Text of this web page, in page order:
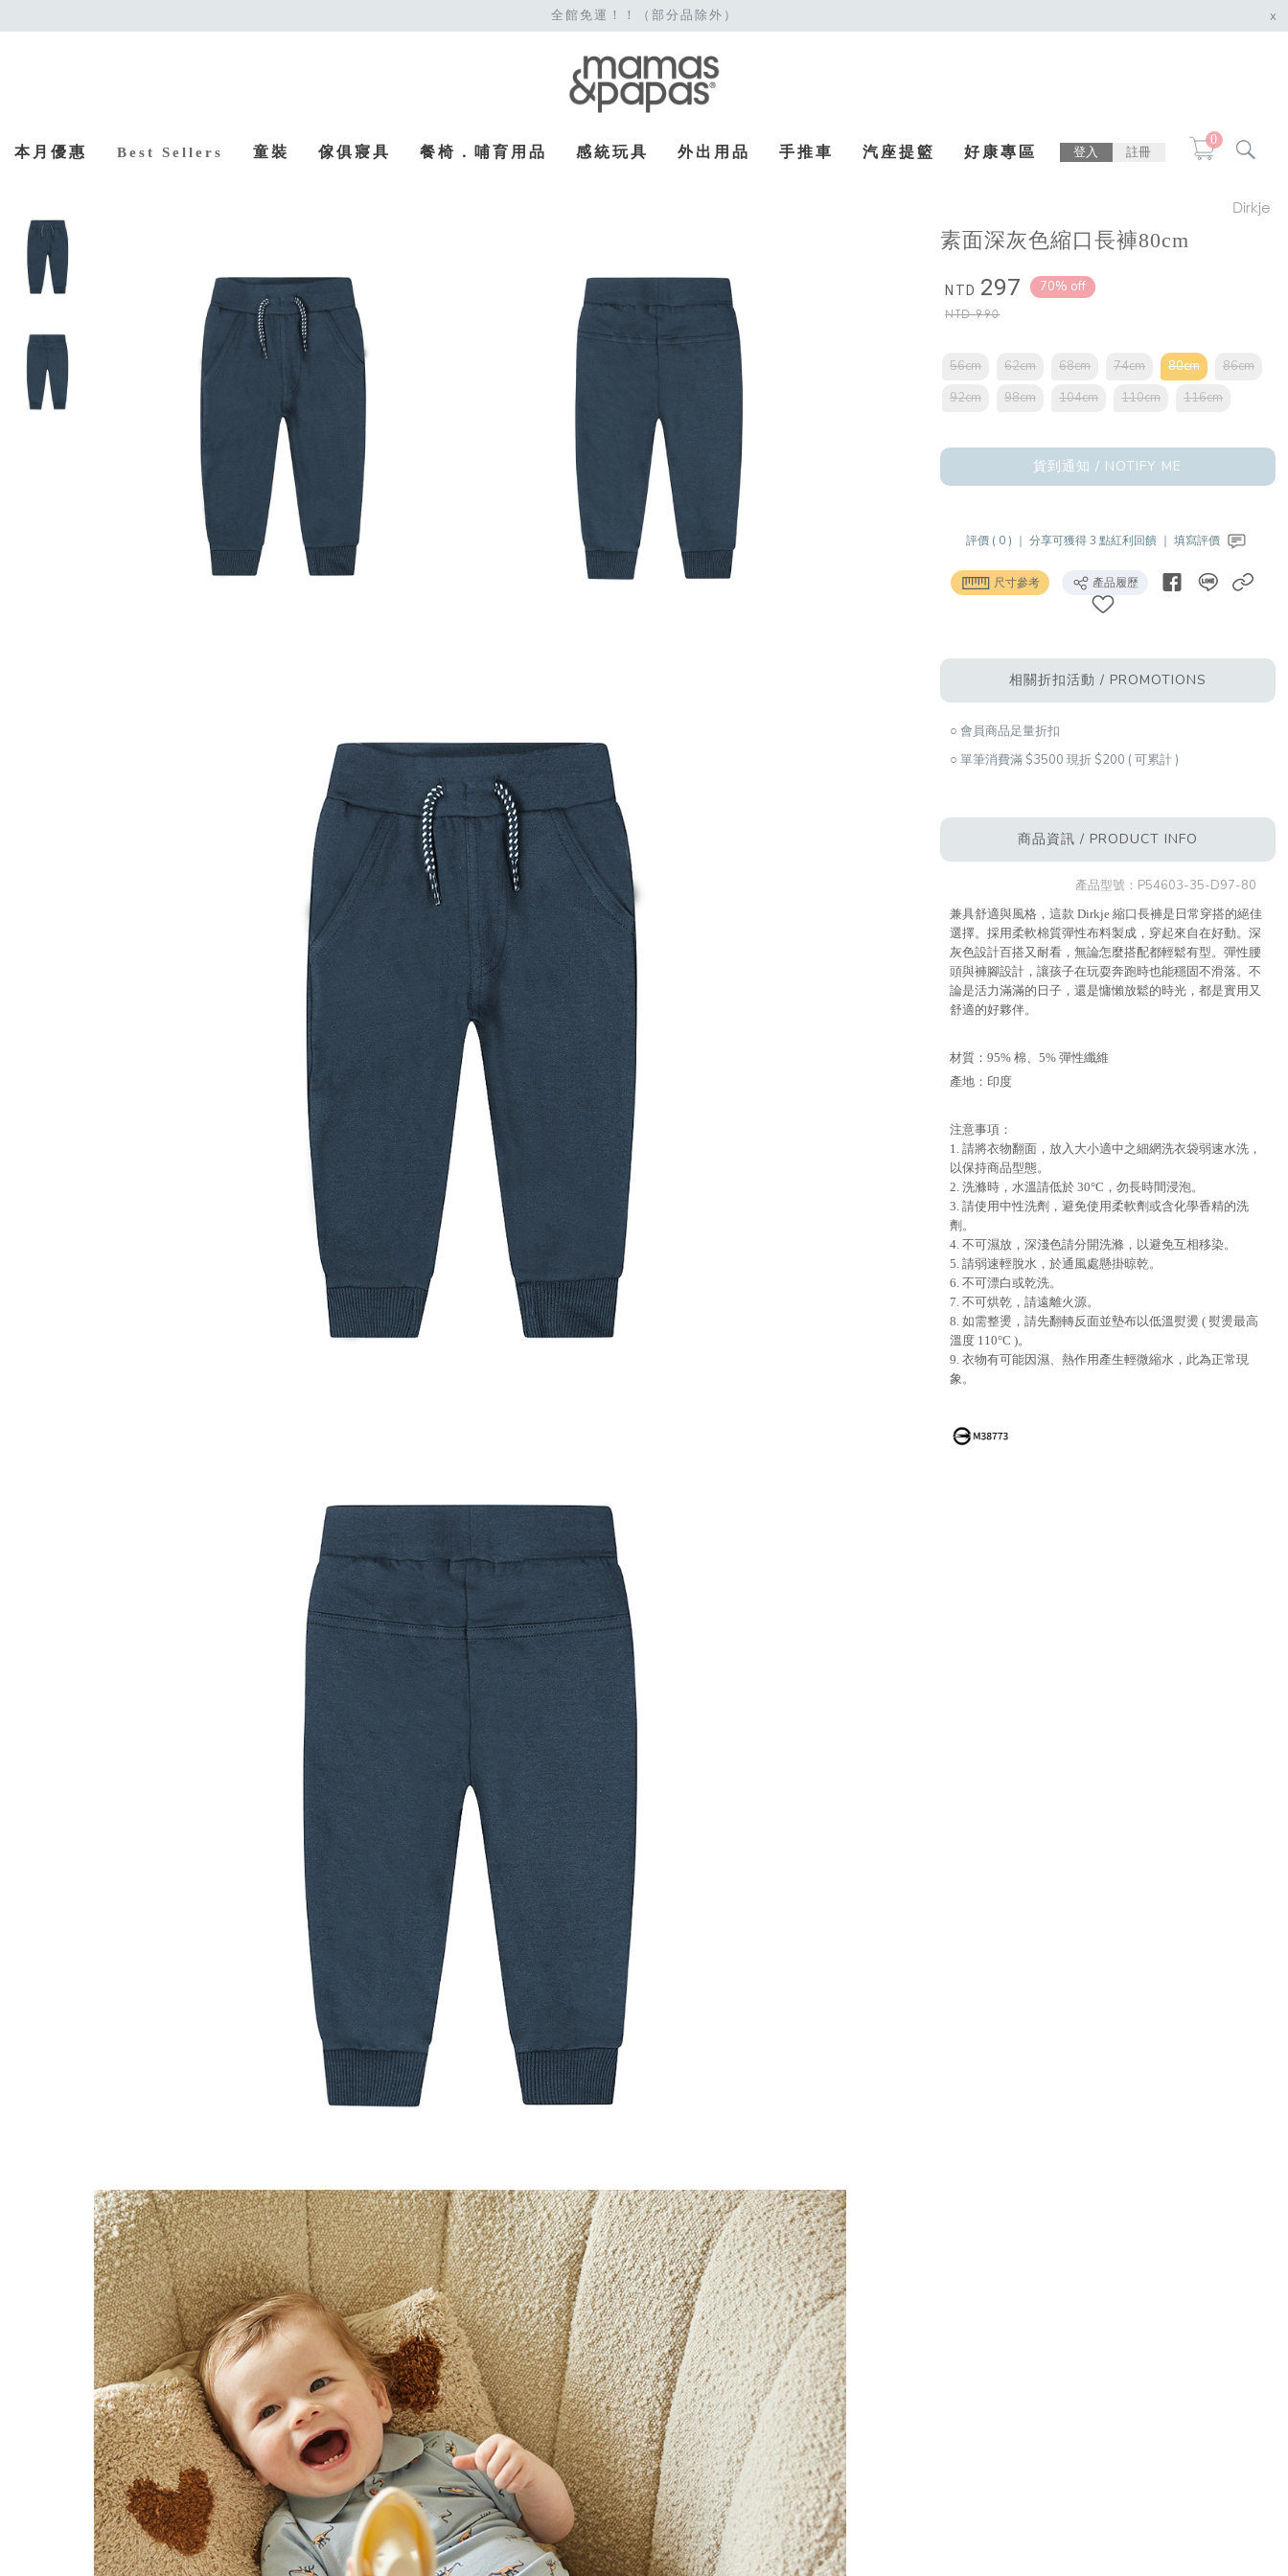
全館免運！！（部分品除外） x
本月優惠 Best Sellers 童裝 傢俱寢具 餐椅．哺育用品 感統玩具 外出用品 手推車 汽座提籃 好康專區 登入 註冊
0
Dirkje
素面深灰色縮口長褲80cm
NTD 297
NTD990
70% off
56cm 62cm 68cm 74cm 80cm
86cm
92cm
98cm 104cm 110cm 116cm
貨到通知 / NOTIFY ME
評價 ( 0 ) ｜ 分享可獲得 3 點紅利回饋 ｜ 填寫評價
尺寸參考 產品履歷
相關折扣活動 / PROMOTIONS
○ 會員商品足量折扣
○ 單筆消費滿 $3500 現折 $200 ( 可累計 )
商品資訊 / PRODUCT INFO
產品型號： P54603-35-D97-80
兼具舒適與風格，這款 Dirkje 縮口長褲是日常穿搭的絕佳
選擇。採用柔軟棉質彈性布料製成，穿起來自在好動。深
灰色設計百搭又耐看，無論怎麼搭配都輕鬆有型。彈性腰
頭與褲腳設計，讓孩子在玩耍奔跑時也能穩固不滑落。不
論是活力滿滿的日子，還是慵懶放鬆的時光，都是實用又
舒適的好夥伴。
材質：95% 棉、5% 彈性纖維
產地：印度
注意事項：
1. 請將衣物翻面，放入大小適中之細網洗衣袋弱速水洗，
以保持商品型態。
2. 洗滌時，水溫請低於 30°C，勿長時間浸泡。
3. 請使用中性洗劑，避免使用柔軟劑或含化學香精的洗
劑。
4. 不可濕放，深淺色請分開洗滌，以避免互相移染。
5. 請弱速輕脫水，於通風處懸掛晾乾。
6. 不可漂白或乾洗。
7. 不可烘乾，請遠離火源。
8. 如需整燙，請先翻轉反面並墊布以低溫熨燙 ( 熨燙最高
溫度 110°C )。
9. 衣物有可能因濕、熱作用產生輕微縮水，此為正常現
象。